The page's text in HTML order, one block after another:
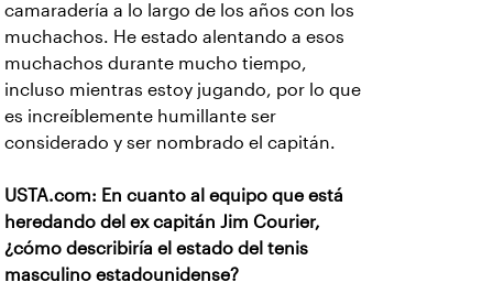
camaradería a lo largo de los años con los
muchachos. He estado alentando a esos
muchachos durante mucho tiempo,
incluso mientras estoy jugando, por lo que
es increíblemente humillante ser
considerado y ser nombrado el capitán.
USTA.com: En cuanto al equipo que está
heredando del ex capitán Jim Courier,
¿cómo describiría el estado del tenis
masculino estadounidense?